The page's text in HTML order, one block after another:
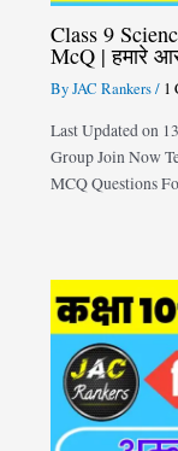
Class 9
McQ | हमारे
ByJAC Rankers/ 1
Last Updated on
Group Join Now
MCQ Questions